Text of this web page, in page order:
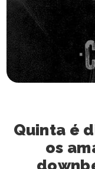
Quinta é
os